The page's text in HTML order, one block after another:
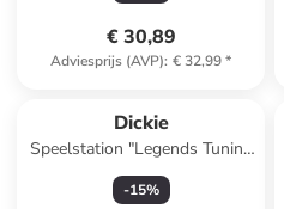
€ 30,89
Adviesprijs (AVP): € 32,99*
Dickie
Speelstation "Legends Tuning
Garage" blauw/rood - vanaf 5
jaar
-15%